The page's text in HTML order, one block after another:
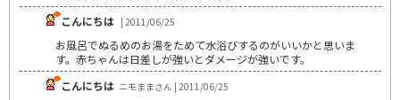
こんにちは | 2011/06/25
お風呂でぬるめのお湯をためて水浴びするのがいいかと思いま
す。赤ちゃんは日差しが強いとダメージが強いです。
こんにちは ニモままさん | 2011/06/25